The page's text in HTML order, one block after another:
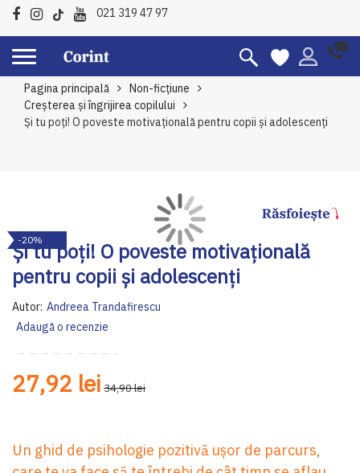
021 319 47 97
Pagina principală
Non-ficțiune
Creșterea și îngrijirea copilului
Și tu poți! O poveste motivațională pentru copii și adolescenți
Și tu poți! O poveste motivațională
pentru copii și adolescenți
Autor: Andreea Trandafirescu
Adaugă o recenzie
27,92 lei 34,90 lei
Un ghid de psihologie pozitivă ușor de parcurs,
to
the
end
the
images
-20%